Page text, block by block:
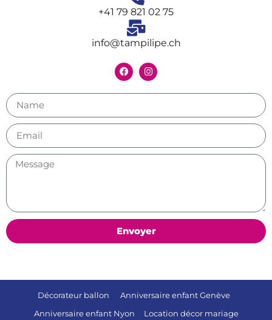
+41 79 821 02 75
info@tampilipe.ch
Envoyer
Décorateur ballon
Anniversaire enfant Genève
Anniversaire enfant Nyon
Location décor mariage